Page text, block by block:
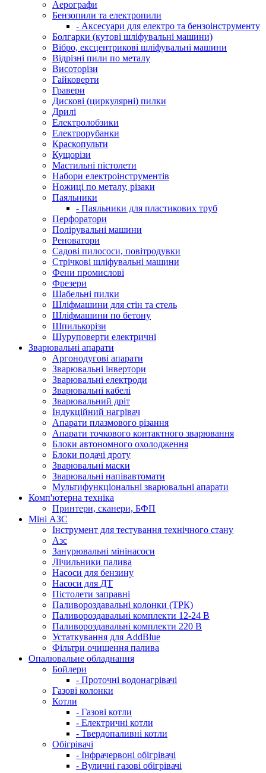
Аерографи
Бензопили та електропили
- Аксесуари для електро та бензоінструменту
Болгарки (кутові шліфувальні машини)
Вібро, ексцентрикові шліфувальні машини
Відрізні пили по металу
Висоторізи
Гайковерти
Гравери
Дискові (циркулярні) пилки
Дрилі
Електролобзики
Електрорубанки
Краскопульти
Кущорізи
Мастильні пістолети
Набори електроінструментів
Ножиці по металу, різаки
Паяльники
- Паяльники для пластикових труб
Перфоратори
Полірувальні машини
Реноватори
Садові пилососи, повітродувки
Стрічкові шліфувальні машини
Фени промислові
Фрезери
Шабельні пилки
Шліфмашини для стін та стель
Шліфмашини по бетону
Шпилькорізи
Шуруповерти електричні
Зварювальні апарати
Аргонодугові апарати
Зварювальні інвертори
Зварювальні електроди
Зварювальні кабелі
Зварювальний дріт
Індукційний нагрівач
Апарати плазмового різання
Апарати точкового контактного зварювання
Блоки автономного охолодження
Блоки подачі дроту
Зварювальні маски
Зварювальні напівавтомати
Мультифункціональні зварювальні апарати
Комп'ютерна техніка
Принтери, сканери, БФП
Міні АЗС
Інструмент для тестування технічного стану
Азс
Занурювальні мінінасоси
Лічильники палива
Насоси для бензину
Насоси для ДТ
Пістолети заправні
Паливороздавальні колонки (ТРК)
Паливороздавальні комплекти 12-24 В
Паливороздавальні комплекти 220 В
Устаткування для AddBlue
Фільтри очищення палива
Опалювальне обладнання
Бойлери
- Проточні водонагрівачі
Газові колонки
Котли
- Газові котли
- Електричні котли
- Твердопаливні котли
Обігрівачі
- Інфрачервоні обігрівачі
- Вуличні газові обігрівачі